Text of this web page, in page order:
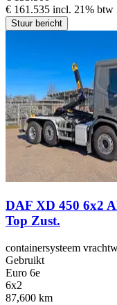
€ 161.535 incl. 21% btw
Stuur bericht
DAF XD 450 6x2
Top Zust.
containersysteem
Gebruikt
Euro 6e
6x2
87,600 km